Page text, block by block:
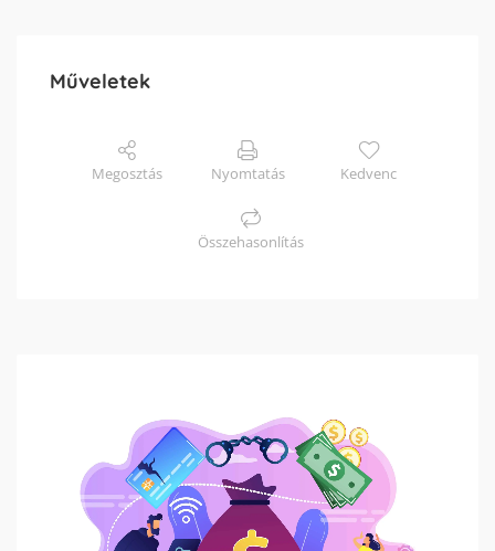
Műveletek
Megosztás Nyomtatás Kedvenc
Összehasonlítás